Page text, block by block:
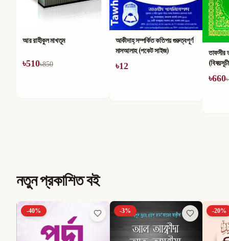
আর রাহীকুল মাখতূম
৳510৳850
আকীদাহ্ সম্পর্কিত কতিপয় গুরুত্বপূর্ণ
মাসআলাহ (পকেট সাইজ)
৳12
৳660৳
নতুন প্রকাশিত বই
-40% -3% -20%